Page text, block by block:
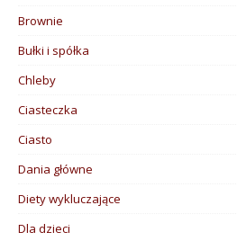
Brownie
Bułki i spółka
Chleby
Ciasteczka
Ciasto
Dania główne
Diety wykluczające
Dla dzieci